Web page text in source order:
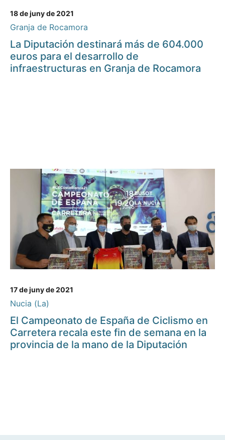
18 de juny de 2021
Granja de Rocamora
La Diputación destinará más de 604.000
euros para el desarrollo de
infraestructuras en Granja de Rocamora
17 de juny de 2021
Nucia (La)
El Campeonato de España de Ciclismo en
Carretera recala este fin de semana en la
provincia de la mano de la Diputación